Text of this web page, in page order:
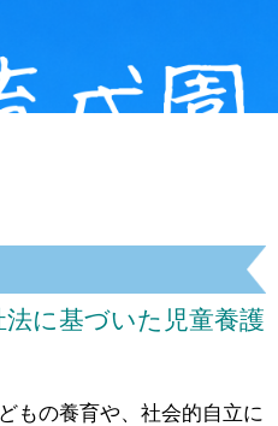
に基づいた児童養護
もの養育や、社会的自立に